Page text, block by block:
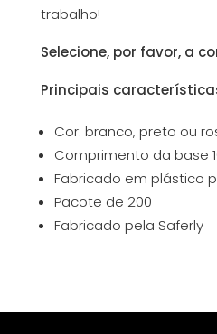
trabalho!
Selecione, por favor, a
Principais
Cor: branco, preto ou
Comprimento da base
Fabricado em plástico
Pacote de 200
Fabricado pela Saferly